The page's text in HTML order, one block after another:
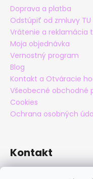
Doprava a platba
Odstúpiť od zmluvy TU
Vrátenie a reklamácia
Moja objednávka
Vernostný program
Blog
Kontakt a Otváracie
Všeobecné obchodné
Cookies
Ochrana osobných
Kontakt